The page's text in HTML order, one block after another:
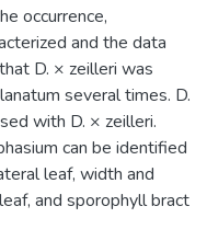
occurrence,
and the data
D. × zeilleri was
several times. D.
with D. × zeilleri.
can be identified
leaf, width and
and sporophyll bract